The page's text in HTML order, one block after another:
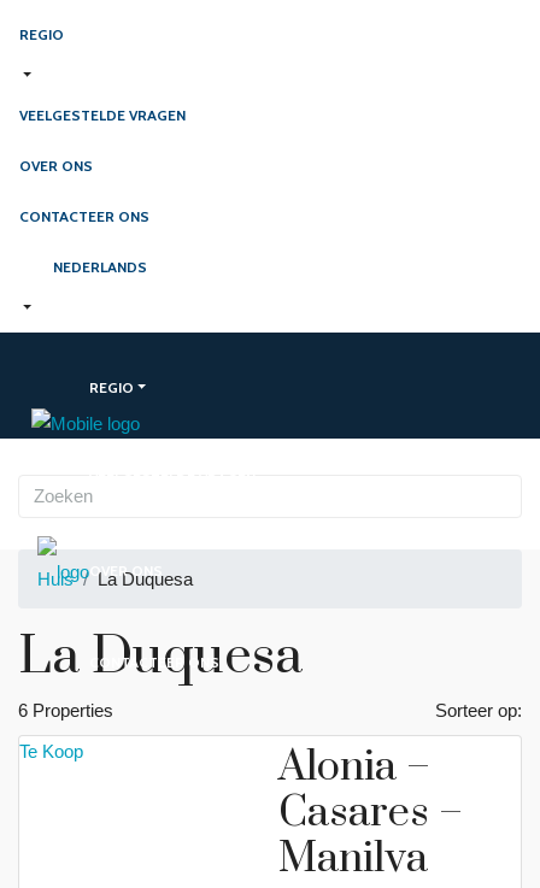
REGIO
VEELGESTELDE VRAGEN
OVER ONS
CONTACTEER ONS
NEDERLANDS
REGIO
OVER ONS
CONTACTEER ONS
Huis La Duquesa
La Duquesa
6 Properties
Sorteer op:
Te Koop
Alonia –
Casares –
Manilva